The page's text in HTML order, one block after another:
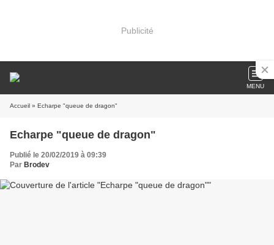
Publicité
MENU
Accueil » Echarpe "queue de dragon"
Echarpe "queue de dragon"
Publié le 20/02/2019 à 09:39
Par Brodev